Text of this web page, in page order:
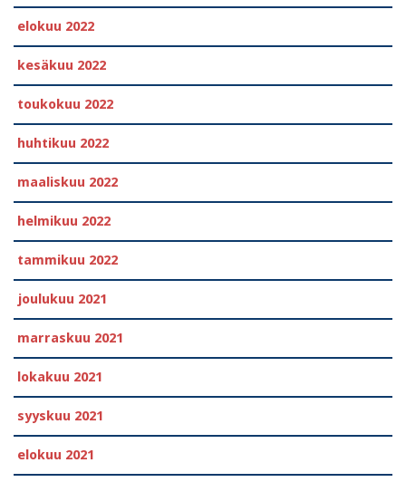
elokuu 2022
kesäkuu 2022
toukokuu 2022
huhtikuu 2022
maaliskuu 2022
helmikuu 2022
tammikuu 2022
joulukuu 2021
marraskuu 2021
lokakuu 2021
syyskuu 2021
elokuu 2021